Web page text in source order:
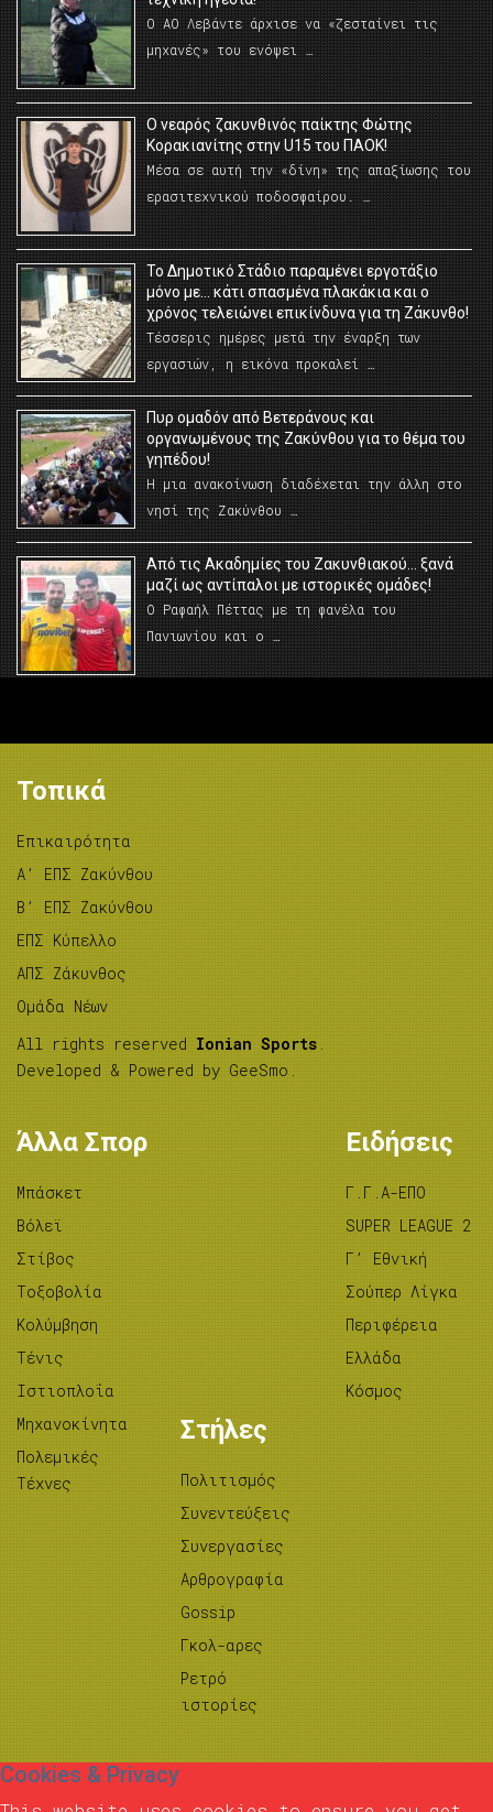
Ο ΑΟ Λεβάντε άρχισε να «ζεσταίνει τις
μηχανές» του ενόψει …
O νεαρός ζακυνθινός παίκτης Φώτης
Κορακιανίτης στην U15 του ΠΑΟΚ!
Μέσα σε αυτή την «δίνη» της απαξίωσης του
ερασιτεχνικού ποδοσφαίρου. …
Το Δημοτικό Στάδιο παραμένει εργοτάξιο
μόνο με… κάτι σπασμένα πλακάκια και ο
χρόνος τελειώνει επικίνδυνα για τη Ζάκυνθο!
Τέσσερις ημέρες μετά την έναρξη των
εργασιών, η εικόνα προκαλεί …
Πυρ ομαδόν από Βετεράνους και
οργανωμένους της Ζακύνθου για το θέμα του
γηπέδου!
Η μια ανακοίνωση διαδέχεται την άλλη στο
νησί της Ζακύνθου …
Από τις Ακαδημίες του Ζακυνθιακού… ξανά
μαζί ως αντίπαλοι με ιστορικές ομάδες!
Ο Ραφαήλ Πέττας με τη φανέλα του
Πανιωνίου και ο …
Τοπικά
Επικαιρότητα
A’ ΕΠΣ Ζακύνθου
B’ ΕΠΣ Ζακύνθου
ΕΠΣ Κύπελλο
ΑΠΣ Ζάκυνθος
Ομάδα Νέων
All rights reserved Ionian Sports .
Developed & Powered by GeeSmo .
Άλλα Σπορ
Μπάσκετ
Βόλεϊ
Στίβος
Tοξοβολία
Κολύμβηση
Τένις
Ιστιοπλοΐα
Μηχανοκίνητα
Πολεμικές
Τέχνες
Ειδήσεις
Γ.Γ.Α-ΕΠΟ
SUPER LEAGUE 2
Γ’ Εθνική
Σούπερ Λίγκα
Περιφέρεια
Ελλάδα
Κόσμος
Στήλες
Πολιτισμός
Συνεντεύξεις
Συνεργασίες
Αρθρογραφία
Gossip
Γκολ-αρες
Ρετρό
ιστορίες
Cookies & Privacy